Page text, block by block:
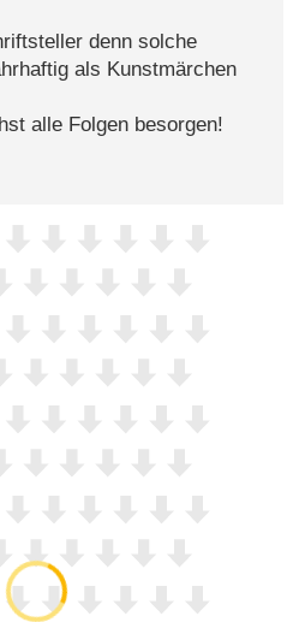
denn solche
als Kunstmärchen
alle Folgen besorgen!